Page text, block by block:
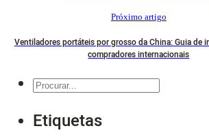
Próximo artigo
Ventiladores portáteis por grosso da China: Guia de
compradores internacionais
Pesquisar
Etiquetas